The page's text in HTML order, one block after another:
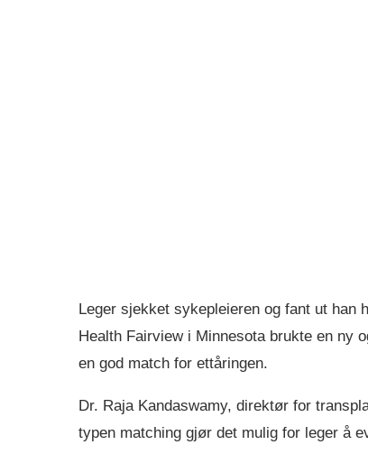
Leger sjekket sykepleieren og fant ut han
Health Fairview i Minnesota brukte en ny
en god match for ettåringen.
Dr. Raja Kandaswamy, direktør for
typen matching gjør det mulig for leger å